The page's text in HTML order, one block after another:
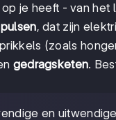
je heeft - van
, dat zijn
(zoals
gedragsketen.
en